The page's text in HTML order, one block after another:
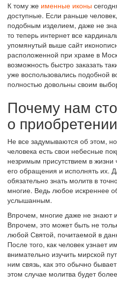
К тому же именные иконы
доступные. Если раньше
подобным изделием, даже не
то теперь интернет все
упомянутый выше сайт
расположенной при храме в
возможность быстро заказать
уже воспользовались подобной
полностью довольны своим
Почему нам
о
Не все задумываются об этом,
человека есть свои небесные
незримым присутствием в жизни
его обращения и исполнять их.
обязательно знать молитв в
многие. Ведь любое искреннее
услышанным.
Впрочем, многие даже не знают
Впрочем, это может быть не
любой Святой, почитаемой в
После того, как человек узнает
внимательно изучить мирской
ним связь, как это обычно
этом случае молитва будет